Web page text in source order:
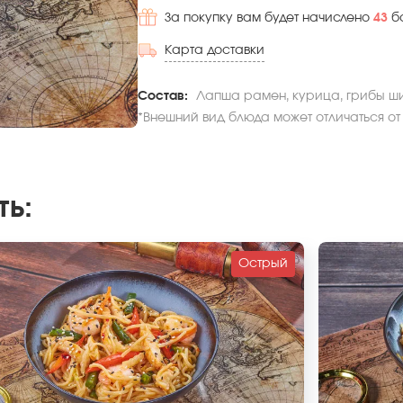
За покупку вам будет начислено 43
Карта доставки
Состав:
Лапша рамен, курица, грибы
*Внешний вид блюда может отличаться
:
Острый